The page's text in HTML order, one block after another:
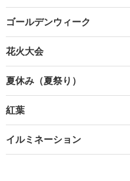
ゴールデンウィーク
花火大会
夏休み（夏祭り）
紅葉
イルミネーション